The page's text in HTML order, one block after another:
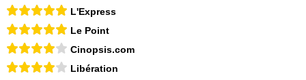
L'Express
Le Point
Cinopsis.com
Libération